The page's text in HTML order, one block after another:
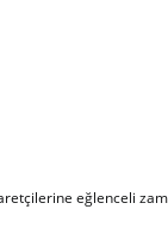
eğlenceli